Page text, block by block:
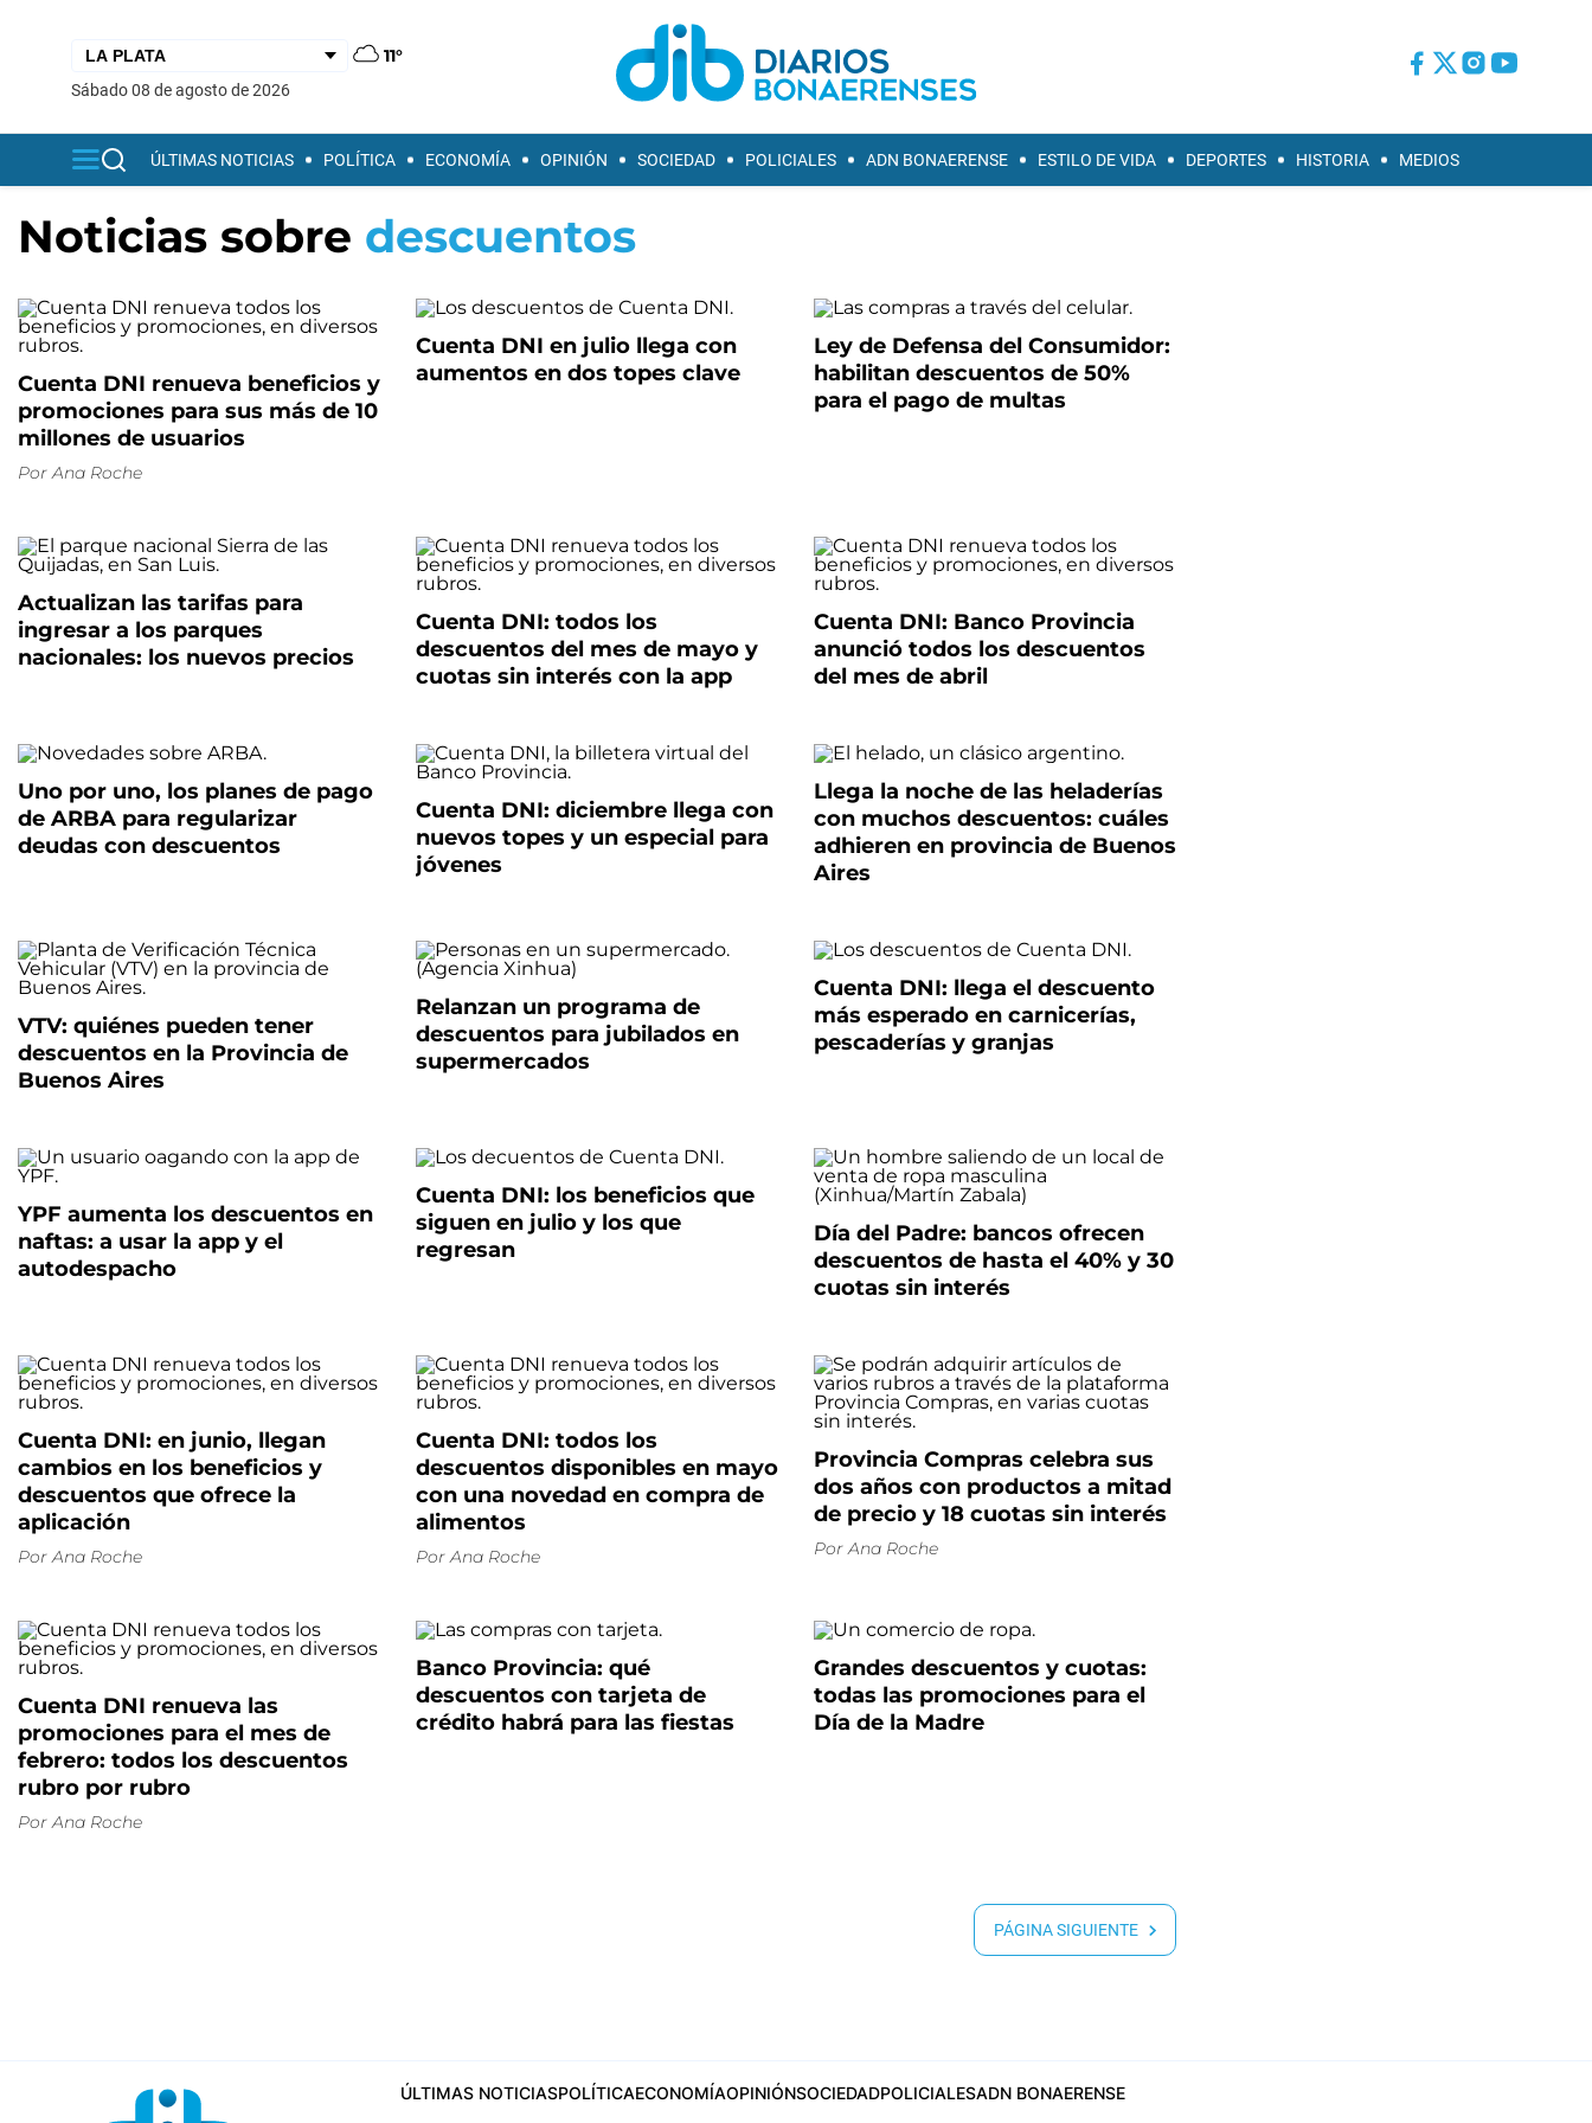
11°
sábado 08 de agosto de 2026
ÚLTIMAS NOTICIAS POLÍTICA ECONOMÍA OPINIÓN SOCIEDAD POLICIALES ADN BONAERENSE ESTILO DE VIDA DEPORTES HISTORIA MEDIOS
Noticias sobre descuentos
Cuenta DNI renueva beneficios y
promociones para sus más de 10
millones de usuarios
Por Ana Roche
Cuenta DNI en julio llega con
aumentos en dos topes clave
Ley de Defensa del Consumidor:
habilitan descuentos de 50%
para el pago de multas
Actualizan las tarifas para
ingresar a los parques
nacionales: los nuevos precios
Cuenta DNI: todos los
descuentos del mes de mayo y
cuotas sin interés con la app
Cuenta DNI: Banco Provincia
anunció todos los descuentos
del mes de abril
Uno por uno, los planes de pago
de ARBA para regularizar
deudas con descuentos
Cuenta DNI: diciembre llega con
nuevos topes y un especial para
jóvenes
Llega la noche de las heladerías
con muchos descuentos: cuáles
adhieren en provincia de Buenos
Aires
VTV: quiénes pueden tener
descuentos en la Provincia de
Buenos Aires
Relanzan un programa de
descuentos para jubilados en
supermercados
Cuenta DNI: llega el descuento
más esperado en carnicerías,
pescaderías y granjas
YPF aumenta los descuentos en
naftas: a usar la app y el
autodespacho
Cuenta DNI: los beneficios que
siguen en julio y los que
regresan
Día del Padre: bancos ofrecen
descuentos de hasta el 40% y 30
cuotas sin interés
Cuenta DNI: en junio, llegan
cambios en los beneficios y
descuentos que ofrece la
aplicación
Por Ana Roche
Cuenta DNI: todos los
descuentos disponibles en mayo
con una novedad en compra de
alimentos
Por Ana Roche
Provincia Compras celebra sus
dos años con productos a mitad
de precio y 18 cuotas sin interés
Por Ana Roche
Cuenta DNI renueva las
promociones para el mes de
febrero: todos los descuentos
rubro por rubro
Por Ana Roche
Banco Provincia: qué
descuentos con tarjeta de
crédito habrá para las fiestas
Grandes descuentos y cuotas:
todas las promociones para el
Día de la Madre
PÁGINA SIGUIENTE
ÚLTIMAS NOTICIASPOLÍTICAECONOMÍAOPINIÓNSOCIEDADPOLICIALESADN BONAERENSE